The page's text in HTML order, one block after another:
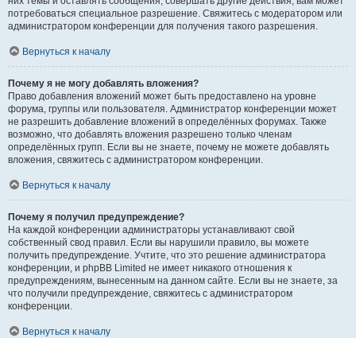
потребоваться специальное разрешение. Свяжитесь с модератором или
администратором конференции для получения такого разрешения.
Вернуться к началу
Почему я не могу добавлять вложения?
Право добавления вложений может быть предоставлено на уровне
форума, группы или пользователя. Администратор конференции может
не разрешить добавление вложений в определённых форумах. Также
возможно, что добавлять вложения разрешено только членам
определённых групп. Если вы не знаете, почему не можете добавлять
вложения, свяжитесь с администратором конференции.
Вернуться к началу
Почему я получил предупреждение?
На каждой конференции администраторы устанавливают свой
собственный свод правил. Если вы нарушили правило, вы можете
получить предупреждение. Учтите, что это решение администратора
конференции, и phpBB Limited не имеет никакого отношения к
предупреждениям, вынесенным на данном сайте. Если вы не знаете, за
что получили предупреждение, свяжитесь с администратором
конференции.
Вернуться к началу